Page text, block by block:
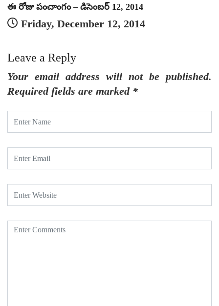
ఈ రోజు పంచాంగం – డిసెంబర్ 12, 2014
Friday, December 12, 2014
Leave a Reply
Your email address will not be published.
Required fields are marked *